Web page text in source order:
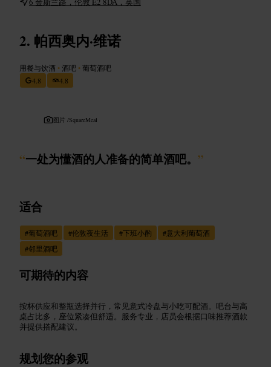
帕西奥内·维诺
用餐与饮酒 •酒吧 •葡萄酒吧
4.8
4.8
图片 /SquareMeal
“一处为懂酒的人准备的简单酒吧。 ”
适合
#葡萄酒吧 #伦敦夜生活 #下班小酌 #意大利葡萄酒
#邻里酒吧
可期待的内容
按杯供应和整瓶选择并行，常见意式冷盘与小吃可配酒。吧台与高
桌占比多，座位紧凑但舒适。服务专业，店员会根据口味推荐酒款
并提供搭配建议。
规划您的参观